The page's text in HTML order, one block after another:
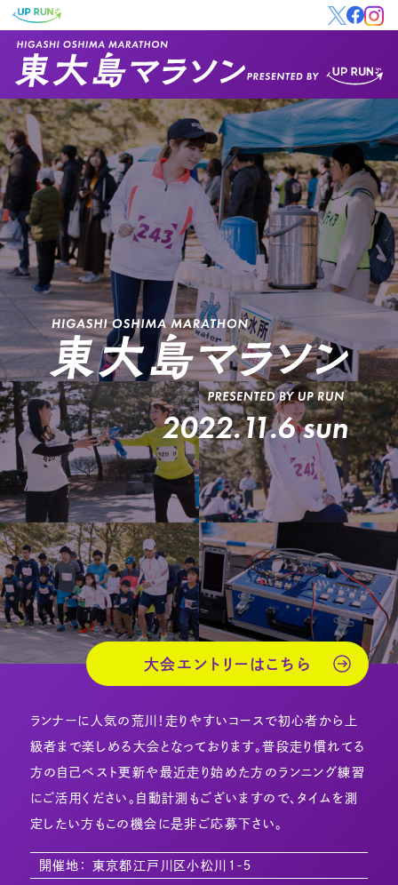
2022.11.6 sun
大会エントリーはこちら
ランナーに人気の荒川！走りやすいコースで初心者から上
級者まで楽しめる大会となっております。普段走り慣れてる
方の自己ベスト更新や最近走り始めた方のランニング練習
にご活用ください。自動計測もございますので、タイムを測
定したい方もこの機会に是非ご応募下さい。
開催地： 東京都江戸川区小松川１-５